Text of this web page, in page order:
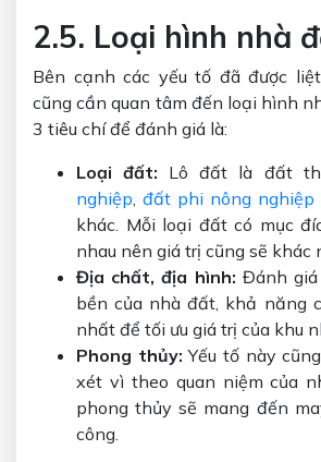
2.5. Loại hình nhà
Bên cạnh các yếu tố đã được
cũng cần quan tâm đến loại hình
3 tiêu chí để đánh giá là:
Loại đất: Lô đất là đất
nghiệp, đất phi nông nghiệp
khác. Mỗi loại đất có mục
nhau nên giá trị cũng sẽ khác
Địa chất, địa hình: Đánh
bền của nhà đất, khả năng
nhất để tối ưu giá trị của khu
Phong thủy:Yếu tố này
xét vì theo quan niệm của
phong thủy sẽ mang đến
công.